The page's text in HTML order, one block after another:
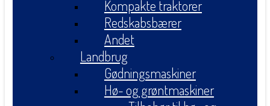
Kompakte traktorer
Redskabsbærer
Andet
Landbrug
Gødningsmaskiner
Hø- og grøntmaskiner